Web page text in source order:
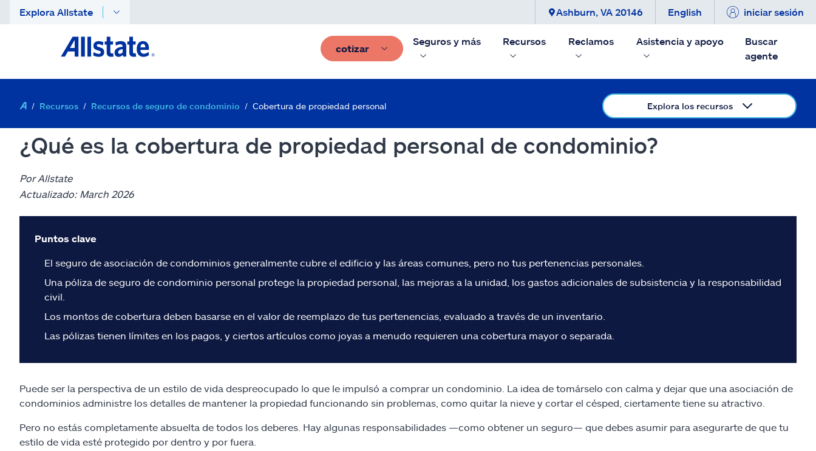
Explora Allstate Ashburn, VA 20146 English iniciar sesión
cotizar
Seguros y más Recursos Reclamos Asistencia y apoyo
Buscar
agente
Recursos Recursos de seguro de condominio Cobertura de propiedad personal Explora los recursos
¿Qué es la cobertura de propiedad personal de condominio?
Por Allstate
Actualizado: March 2026
Puntos clave
El seguro de asociación de condominios generalmente cubre el edificio y las áreas comunes, pero no tus pertenencias personales.
Una póliza de seguro de condominio personal protege la propiedad personal, las mejoras a la unidad, los gastos adicionales de subsistencia y la responsabilidad
civil.
Los montos de cobertura deben basarse en el valor de reemplazo de tus pertenencias, evaluado a través de un inventario.
Las pólizas tienen límites en los pagos, y ciertos artículos como joyas a menudo requieren una cobertura mayor o separada.
Puede ser la perspectiva de un estilo de vida despreocupado lo que le impulsó a comprar un condominio. La idea de tomárselo con calma y dejar que una asociación de
condominios administre los detalles de mantener la propiedad funcionando sin problemas, como quitar la nieve y cortar el césped, ciertamente tiene su atractivo.
Pero no estás completamente absuelta de todos los deberes. Hay algunas responsabilidades —como obtener un seguro— que debes asumir para asegurarte de que tu
estilo de vida esté protegido por dentro y por fuera.